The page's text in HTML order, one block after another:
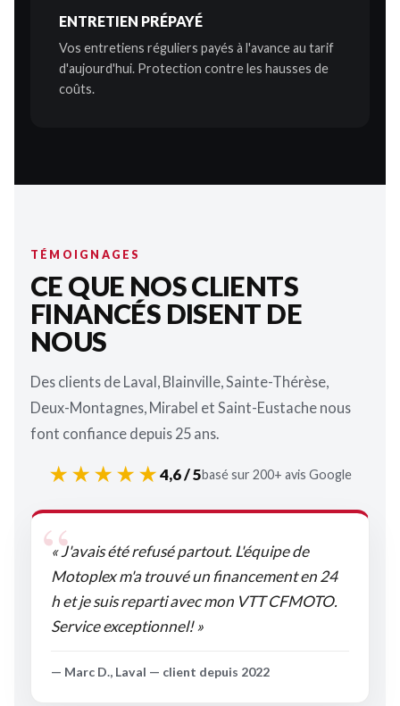
ENTRETIEN PRÉPAYÉ
Vos entretiens réguliers payés à l'avance au tarif
d'aujourd'hui. Protection contre les hausses de
coûts.
TÉMOIGNAGES
CE QUE NOS CLIENTS
FINANCÉS DISENT DE
NOUS
Des clients de Laval, Blainville, Sainte-Thérèse,
Deux-Montagnes, Mirabel et Saint-Eustache nous
font confiance depuis 25 ans.
★★★★★4,6 / 5basé sur 200+ avis Google
« J'avais été refusé partout. L'équipe de
Motoplex m'a trouvé un financement en 24
h et je suis reparti avec mon VTT CFMOTO.
Service exceptionnel! »
— Marc D., Laval — client depuis 2022